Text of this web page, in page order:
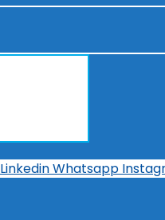
LinkedinWhatsapp